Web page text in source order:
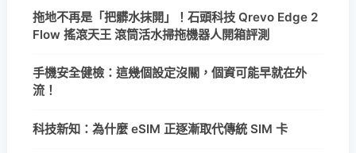
拖地不再是「把髒水抹開」！石頭科技 Qrevo Edge 2
Flow 搖滾天王 滾筒活水掃拖機器人開箱評測
手機安全健檢：這幾個設定沒關，個資可能早就在外
流！
科技新知：為什麼 eSIM 正逐漸取代傳統 SIM 卡